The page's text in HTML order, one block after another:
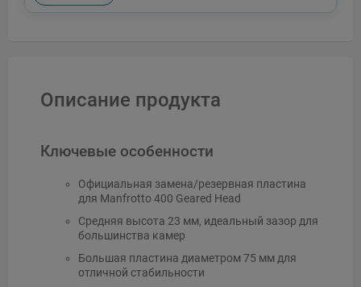
Описание продукта
Ключевые особенности
Официальная замена/резервная пластина
для Manfrotto 400 Geared Head
Средняя высота 23 мм, идеальный зазор для
большинства камер
Большая пластина диаметром 75 мм для
отличной стабильности